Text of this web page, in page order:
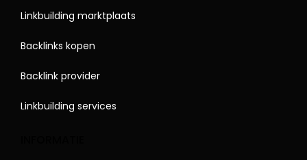
Linkbuilding marktplaats
Backlinks kopen
Backlink provider
Linkbuilding services